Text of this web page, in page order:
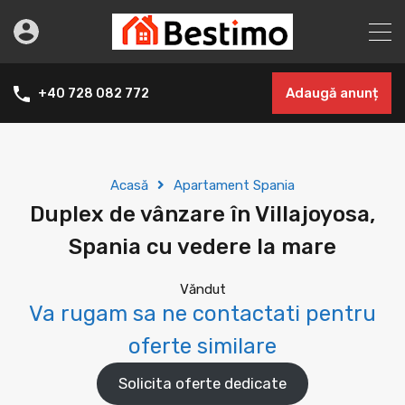
+40 728 082 772 Adaugă anunț
Acasă Apartament Spania
Duplex de vânzare în Villajoyosa,
Spania cu vedere la mare
Văndut
Va rugam sa ne contactati pentru
oferte similare
Solicita oferte dedicate